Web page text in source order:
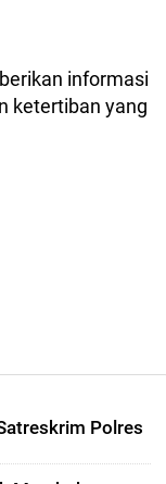
informasi
ketertiban yang
Polres